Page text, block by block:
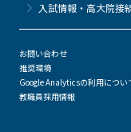
⼊試情報・高大院接
お問い合わせ
推奨環境
Google Analyticsの利用につい
教職員採用情報